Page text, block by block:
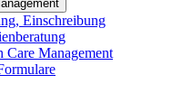
Einschreibung
Care Management